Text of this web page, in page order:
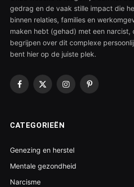
gedrag en de vaak stille impact die
binnen relaties, families en
maken hebt (gehad) met een narcist,
begrijpen over dit complexe
bent hier op de juiste plek.
Facebook
X
InstagramPinterest
CATEGORIEËN
Genezing en herstel
Mentale gezondheid
Narcisme